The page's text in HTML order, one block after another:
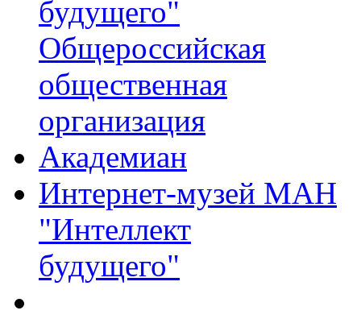
будущего"
Общероссийская
общественная
организация
Академиан
Интернет-музей МАН
"Интеллект
будущего"